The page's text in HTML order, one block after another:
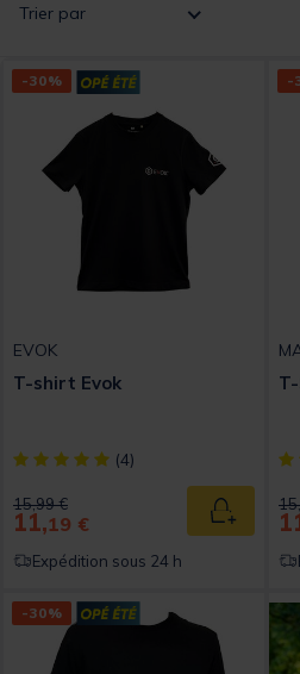
Trier par
-30%
EVOK
T-shirt Evok
[object Object] out of 5 Customer
(4)
Price reduced from
15,99 €to
11,19 € Ajouter
Expédition sous 24 h
-
-30%